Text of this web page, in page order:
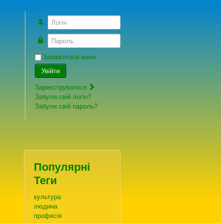
Логін
Пароль
Запам'ятати мене
Увійти
Зареєструватися
Забули свій логін?
Забули свій пароль?
Популярні
Теги
культура
людина
професія